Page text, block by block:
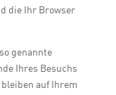
die Ihr Browser
genannte
Ihres Besuchs
auf Ihrem